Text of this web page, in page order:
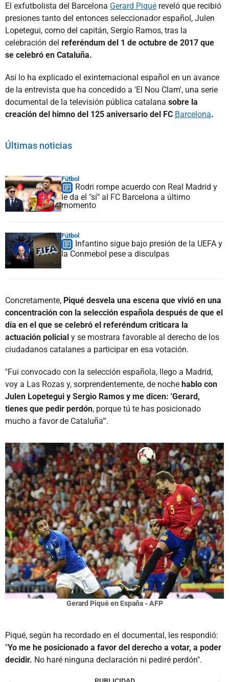
El exfutbolista del Barcelona Gerard Piqué reveló que recibió
presiones tanto del entonces seleccionador español, Julen
Lopetegui, como del capitán, Sergio Ramos, tras la
celebración del referéndum del 1 de octubre de 2017 que
se celebró en Cataluña.
Así lo ha explicado el exinternacional español en un avance
de la entrevista que ha concedido a 'El Nou Clam', una serie
documental de la televisión pública catalana sobre la
creación del himno del 125 aniversario del FC Barcelona.
Últimas noticias
Fútbol
Rodri rompe acuerdo con Real Madrid y
le da el "sí" al FC Barcelona a último
momento
Fútbol
Infantino sigue bajo presión de la UEFA y
la Conmebol pese a disculpas
Concretamente, Piqué desvela una escena que vivió en una
concentración con la selección española después de que el
día en el que se celebró el referéndum criticara la
actuación policial y se mostrara favorable al derecho de los
ciudadanos catalanes a participar en esa votación.
"Fui convocado con la selección española, llego a Madrid,
voy a Las Rozas y, sorprendentemente, de noche hablo con
Julen Lopetegui y Sergio Ramos y me dicen: 'Gerard,
tienes que pedir perdón, porque tú te has posicionado
mucho a favor de Cataluña'".
Gerard Piqué en España - AFP
Piqué, según ha recordado en el documental, les respondió:
"Yo me he posicionado a favor del derecho a votar, a poder
decidir. No haré ninguna declaración ni pediré perdón".